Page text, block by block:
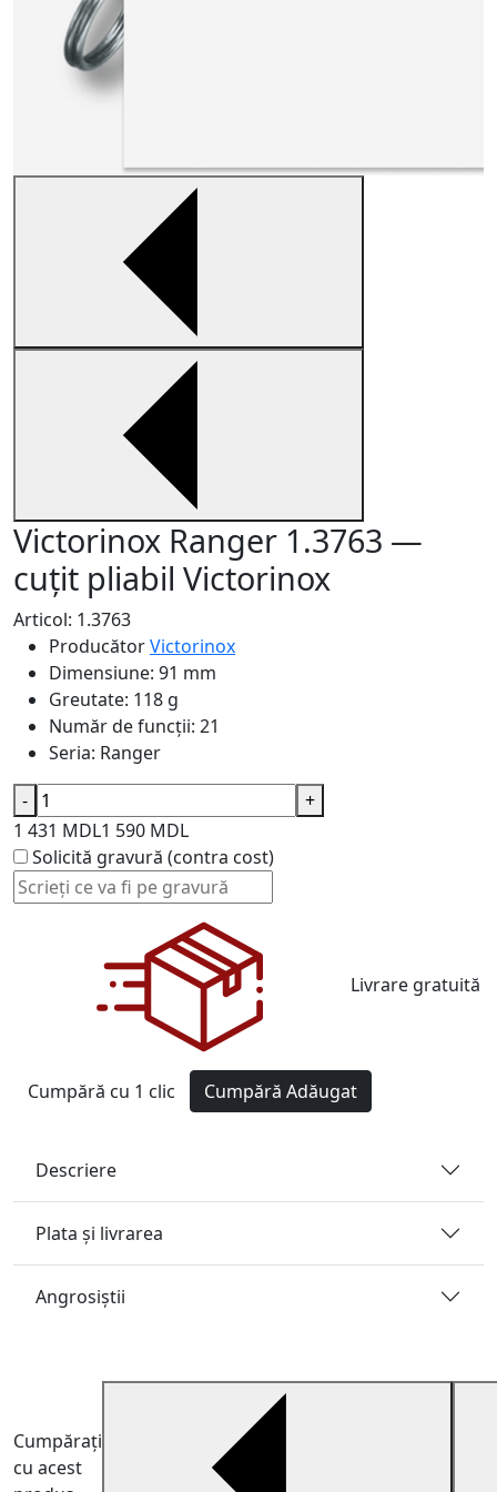
Victorinox Ranger 1.3763 —
cuțit pliabil Victorinox
Articol: 1.3763
ProducătorVictorinox
Dimensiune: 91 mm
Greutate: 118 g
Număr de funcții: 21
Seria: Ranger
1 431 MDL1 590 MDL
Solicită gravură (contra cost)
- +
Livrare gratuită
Cumpără cu 1 clic Cumpără Adăugat
Descriere
Plata și livrarea
Angrosiştii
Cumpărați
cu acest